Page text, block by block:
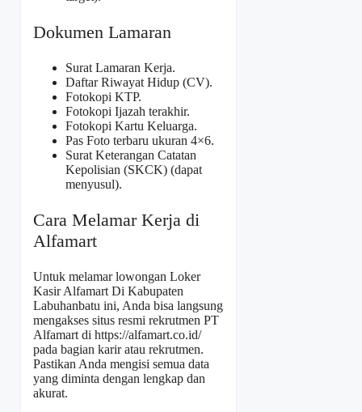
Dokumen Lamaran
Surat Lamaran Kerja.
Daftar Riwayat Hidup (CV).
Fotokopi KTP.
Fotokopi Ijazah terakhir.
Fotokopi Kartu Keluarga.
Pas Foto terbaru ukuran 4×6.
Surat Keterangan Catatan
Kepolisian (SKCK) (dapat
menyusul).
Cara Melamar Kerja di
Alfamart
Untuk melamar lowongan Loker
Kasir Alfamart Di Kabupaten
Labuhanbatu ini, Anda bisa langsung
mengakses situs resmi rekrutmen PT
Alfamart di https://alfamart.co.id/
pada bagian karir atau rekrutmen.
Pastikan Anda mengisi semua data
yang diminta dengan lengkap dan
akurat.